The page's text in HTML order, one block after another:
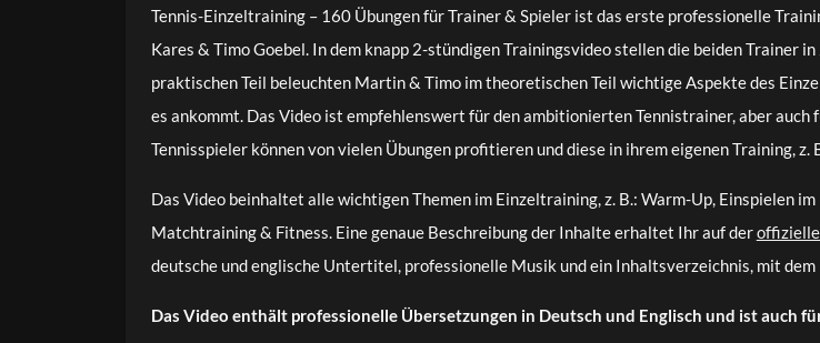
Tennis-Einzeltraining – 160 Übungen für Trainer & Spieler ist das erste professionelle
Kares & Timo Goebel. In dem knapp 2-stündigen Trainingsvideo stellen die beiden Trainer
praktischen Teil beleuchten Martin & Timo im theoretischen Teil wichtige Aspekte des
es ankommt. Das Video ist empfehlenswert für den ambitionierten Tennistrainer, aber
Tennisspieler können von vielen Übungen profitieren und diese in ihrem eigenen Training,
Das Video beinhaltet alle wichtigen Themen im Einzeltraining, z. B.: Warm-Up, Einspielen
Matchtraining & Fitness. Eine genaue Beschreibung der Inhalte erhaltet Ihr auf der
deutsche und englische Untertitel, professionelle Musik und ein Inhaltsverzeichnis, mit
Das Video enthält professionelle Übersetzungen in Deutsch und Englisch und ist auch